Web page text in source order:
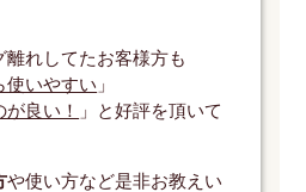
れしてたお客様方も
使いやすい 」
良い！
」と好評を頂いて
や使い方など是非お教えい